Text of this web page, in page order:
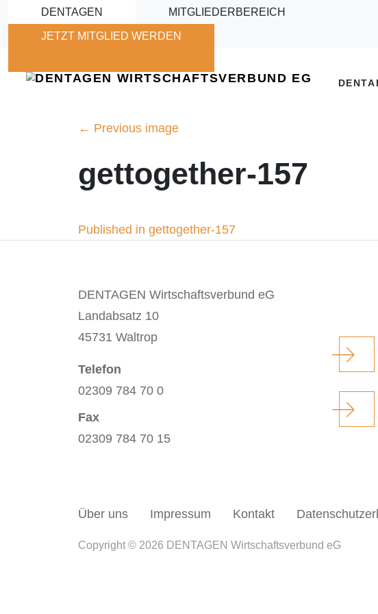
Skip to main content
DENTAGEN MITGLIEDERBEREICH
JETZT MITGLIED WERDEN
← Previous image
gettogether-157
Beitragsnavigation
Published in gettogether-157
DENTAGEN Wirtschaftsverbund eG
Landabsatz 10
45731 Waltrop
Telefon
02309 784 70 0
Fax
02309 784 70 15
Über uns Impressum Kontakt
Copyright © 2026 DENTAGEN Wirtschaftsverbund eG